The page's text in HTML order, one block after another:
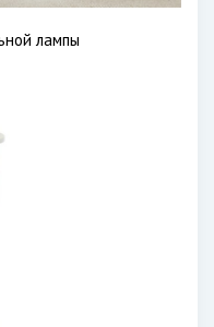
лампы